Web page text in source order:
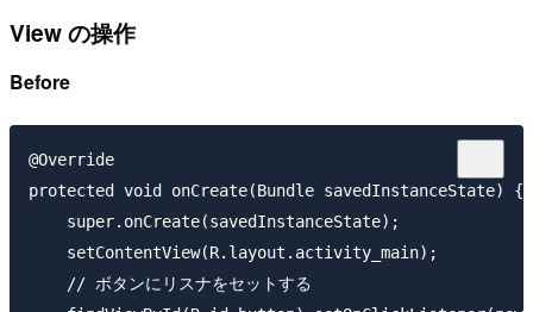
View の操作
Before
@Override
protected void onCreate(Bundle savedInstanceState) {
    super.onCreate(savedInstanceState);
    setContentView(R.layout.activity_main);
    // ボタンにリスナをセットする